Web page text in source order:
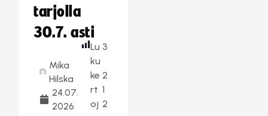
tarjolla
30.7. asti
Mika
Hilska
24.07.
2026
Lu
ku
ke
rt
oj
3
2
1
2